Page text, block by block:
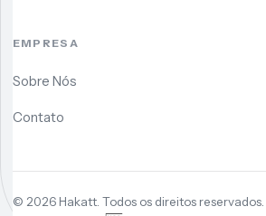
EMPRESA
Sobre Nós
Contato
© 2026Hakatt. Todos os direitos reservados.